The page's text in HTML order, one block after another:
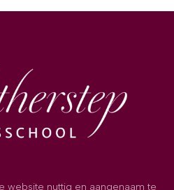
website nuttig en aangenaam te